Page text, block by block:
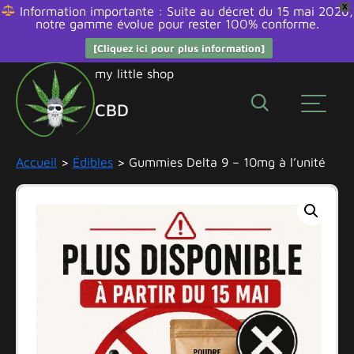
X
Information importante : Suite au décret du 15 mai 2026,
notre gamme évolue pour rester 100% conforme.
[Cliquez ici pour plus information]
contenu
my little shop
CBD
Fleurs
Huiles
Accueil > Édibles > Gummies Delta 9 – 10mg à l’unité